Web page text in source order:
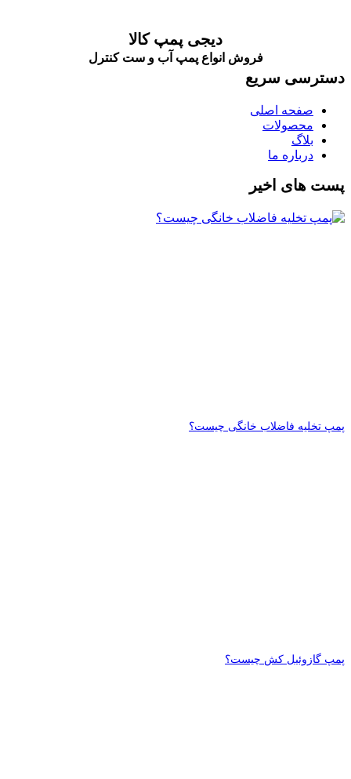
دیجی پمپ کالا
فروش انواع پمپ آب و ست کنترل
دسترسی سریع
صفحه اصلی
محصولات
بلاگ
درباره ما
پست های اخیر
پمپ تخلیه فاضلاب خانگی چیست؟
پمپ گازوئیل کش چیست؟